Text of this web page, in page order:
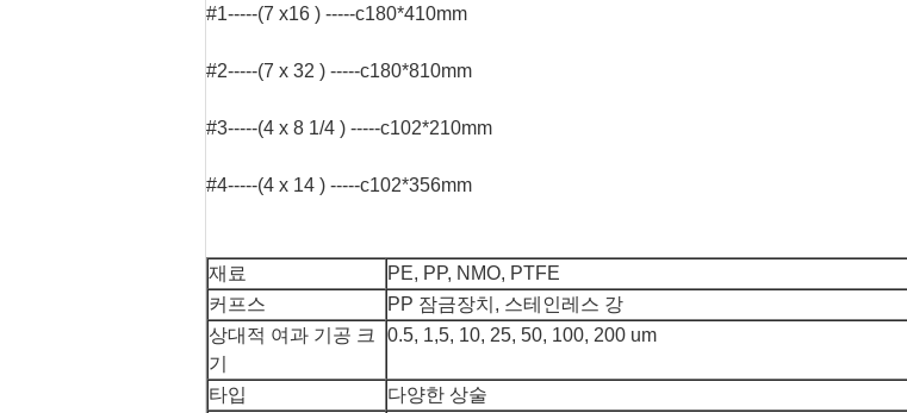
#1-----(7 x16 ) -----c180*410mm
#2-----(7 x 32 ) -----c180*810mm
#3-----(4 x 8 1/4 ) -----c102*210mm
#4-----(4 x 14 ) -----c102*356mm
재료
PE, PP, NMO, PTFE
커프스
PP 잠금장치, 스테인레스 강
상대적 여과 기공 크
기
0.5, 1,5, 10, 25, 50, 100, 200 um
타입
다양한 상술